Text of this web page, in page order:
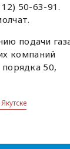
50-63-91.
подачи
компаний
50,